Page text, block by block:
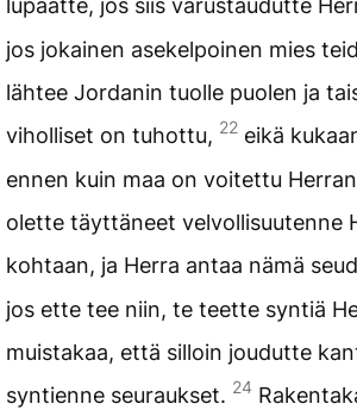
lupaatte, jos siis varustaudutte
jos jokainen asekelpoinen mies
lähtee Jordanin tuolle puolen ja
viholliset on tuhottu, 22 eikä
ennen kuin maa on voitettu
olette täyttäneet velvollisuutenne
kohtaan, ja Herra antaa nämä
jos ette tee niin, te teette syntiä
muistakaa, että silloin joudutte
syntienne seuraukset. 24